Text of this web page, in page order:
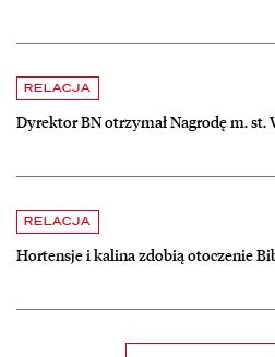
RELACJA
Dyrektor BN otrzymał Nagrodę m. st.
czytaj więcej o Dyrektor BN otrzymał
RELACJA
Hortensje i kalina zdobią otoczenie
czytaj więcej o Hortensje i kalina